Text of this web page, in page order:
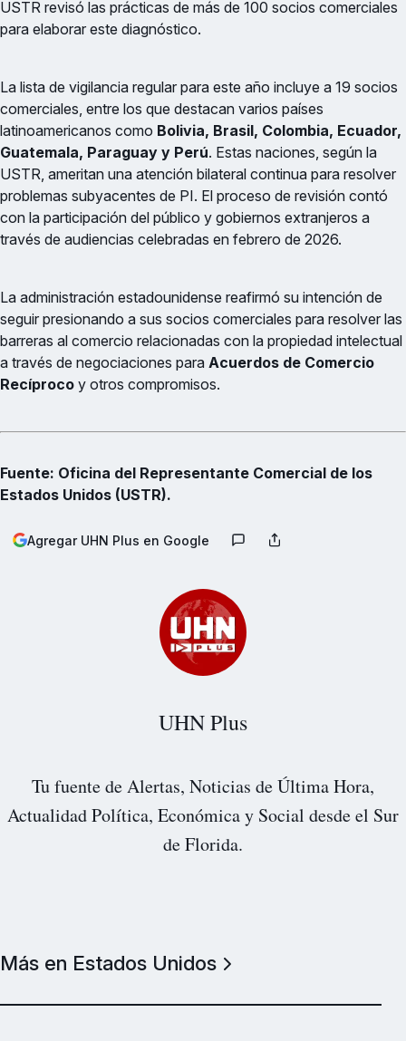
USTR revisó las prácticas de más de 100 socios comerciales
para elaborar este diagnóstico.
La lista de vigilancia regular para este año incluye a 19 socios
comerciales, entre los que destacan varios países
latinoamericanos como Bolivia, Brasil, Colombia, Ecuador,
Guatemala, Paraguay y Perú. Estas naciones, según la
USTR, ameritan una atención bilateral continua para resolver
problemas subyacentes de PI. El proceso de revisión contó
con la participación del público y gobiernos extranjeros a
través de audiencias celebradas en febrero de 2026.
La administración estadounidense reafirmó su intención de
seguir presionando a sus socios comerciales para resolver las
barreras al comercio relacionadas con la propiedad intelectual
a través de negociaciones para Acuerdos de Comercio
Recíproco y otros compromisos.
Fuente: Oficina del Representante Comercial de los
Estados Unidos (USTR).
Agregar UHN Plus en Google
UHN Plus
Tu fuente de Alertas, Noticias de Última Hora,
Actualidad Política, Económica y Social desde el Sur
de Florida.
Más en Estados Unidos